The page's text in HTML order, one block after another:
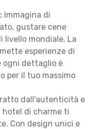
Immagina di
gustare cene
livello mondiale. La
esperienze di
ogni dettaglio è
per il tuo massimo
dall'autenticità e
di charme ti
Con design unici e